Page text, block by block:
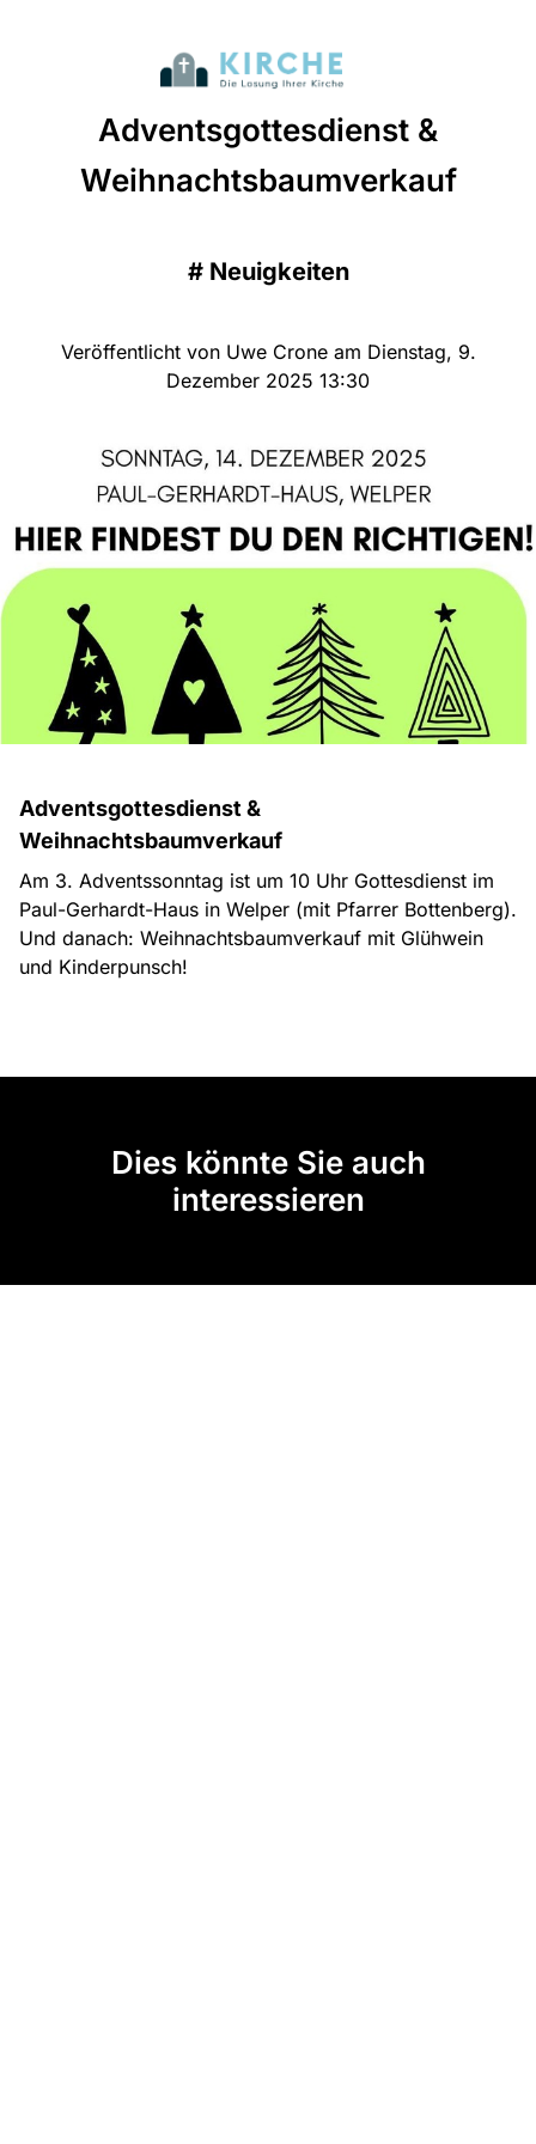
Adventsgottesdienst &
Weihnachtsbaumverkauf
# Neuigkeiten
Veröffentlicht von Uwe Crone am Dienstag, 9.
Dezember 2025 13:30
Adventsgottesdienst &
Weihnachtsbaumverkauf
Am 3. Adventssonntag ist um 10 Uhr Gottesdienst im
Paul-Gerhardt-Haus in Welper (mit Pfarrer Bottenberg).
Und danach: Weihnachtsbaumverkauf mit Glühwein
und Kinderpunsch!
Dies könnte Sie auch
interessieren